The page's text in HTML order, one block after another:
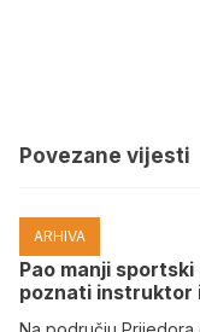
Povezane vijesti
ARHIVA
Pao manji
poznati instruktor